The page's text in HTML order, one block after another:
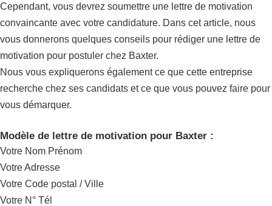
Cependant, vous devrez soumettre une lettre de motivation
convaincante avec votre candidature. Dans cet article, nous
vous donnerons quelques conseils pour rédiger une lettre de
motivation pour postuler chez Baxter.
Nous vous expliquerons également ce que cette entreprise
recherche chez ses candidats et ce que vous pouvez faire pour
vous démarquer.
Modèle de lettre de motivation pour Baxter :
Votre Nom Prénom
Votre Adresse
Votre Code postal / Ville
Votre N° Tél